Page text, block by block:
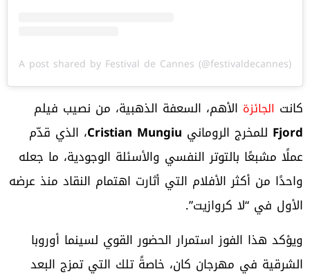
A post shared by Festival de Cannes (@festivaldecannes)
كانت الجائزة الأهم، السعفة الذهبية، من نصيب فيلم
Fjord للمخرج الروماني Cristian Mungiu، الذي قدّم
عملًا مشبعًا بالتوتر النفسي والأسئلة الوجودية، ما جعله
واحدًا من أكثر الأفلام التي أثارت اهتمام النقاد منذ عرضه
الأول في “لا كروازيت”.
ويؤكد هذا الفوز استمرار الحضور القوي لسينما أوروبا
الشرقية في مهرجان كان، خاصةً تلك التي تمزج البعد